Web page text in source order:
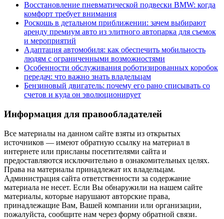
Восстановление пневматической подвески BMW: когда
комфорт требует внимания
Роскошь в детальном приближении: зачем выбирают
аренду премиум авто из элитного автопарка для съемок
и мероприятий
Адаптация автомобиля: как обеспечить мобильность
людям с ограниченными возможностями
Особенности обслуживания роботизированных коробок
передач: что важно знать владельцам
Бензиновый двигатель: почему его рано списывать со
счетов и куда он эволюционирует
Информация для правообладателей
Все материалы на данном сайте взяты из открытых
источников — имеют обратную ссылку на материал в
интернете или присланы посетителями сайта и
предоставляются исключительно в ознакомительных целях.
Права на материалы принадлежат их владельцам.
Администрация сайта ответственности за содержание
материала не несет. Если Вы обнаружили на нашем сайте
материалы, которые нарушают авторские права,
принадлежащие Вам, Вашей компании или организации,
пожалуйста, сообщите нам через форму обратной связи.